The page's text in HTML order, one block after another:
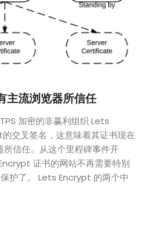
流浏览器所信任
加密的非赢利组织 Lets
交叉签名，这意味着其证书现在
信任。从这个里程碑事件开
证书的网站不再需要特别
护了。 Lets Encrypt 的两个中